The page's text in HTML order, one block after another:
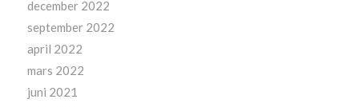
december 2022
september 2022
april 2022
mars 2022
juni 2021